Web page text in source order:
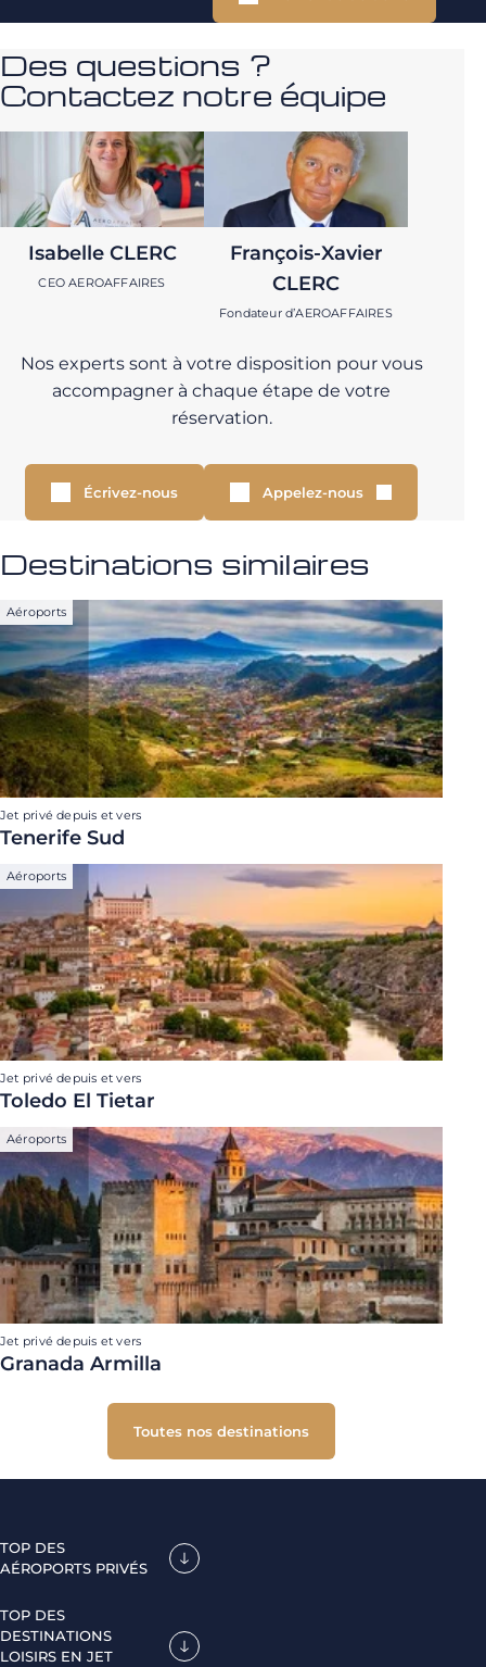
Des questions ?
Contactez notre équipe
Isabelle CLERC
CEO AEROAFFAIRES
François-Xavier
CLERC
Fondateur d’AEROAFFAIRES
Nos experts sont à votre disposition pour vous
accompagner à chaque étape de votre
réservation.
Écrivez-nous Appelez-nous
Destinations similaires
Aéroports
Jet privé depuis et vers
Tenerife Sud
Aéroports
Jet privé depuis et vers
Toledo El Tietar
Aéroports
Jet privé depuis et vers
Granada Armilla
Toutes nos destinations
TOP DES
AÉROPORTS PRIVÉS
TOP DES
DESTINATIONS
LOISIRS EN JET